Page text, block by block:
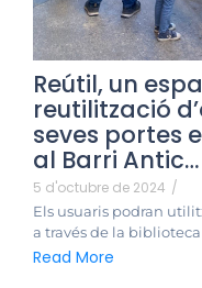
Reútil, un
reutilització
seves portes
al Barri Antic…
5 d'octubre de 2024 /
Els usuaris podran
a través de la biblioteca
Read More